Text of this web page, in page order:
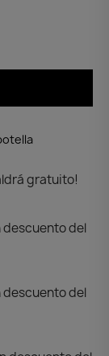
gratuito!
descuento del
descuento del